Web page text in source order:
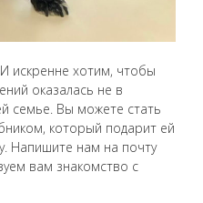
искренне хотим, чтобы
оказалась не в
семье. Вы можете стать
который подарит ей
Напишите нам на почту
вам знакомство с